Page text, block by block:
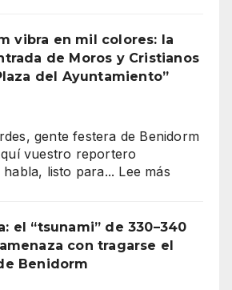
salarios
españoles
2025
Casa
de
vibra en mil colores: la
de Moros y Cristianos
del Ayuntamiento”
gente festera de Benidorm
vuestro reportero
listo para... Lee más:
vibra
en
el “tsunami” de 330–340
con tragarse el
Benidorm